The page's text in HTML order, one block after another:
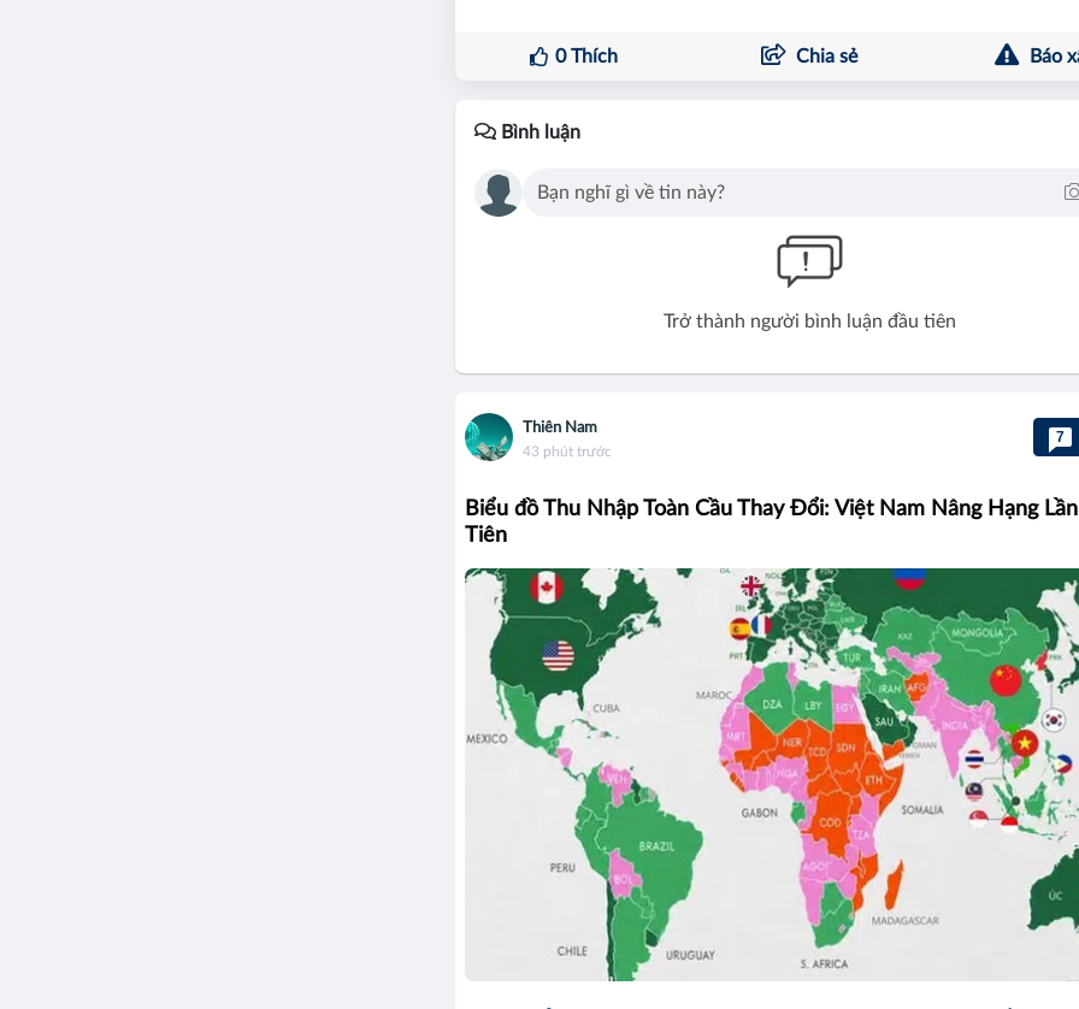
0Thích Chia sẻ Báo
Bình luận
Trở thành người bình luận đầu tiên
Thiên Nam
43 phút trước
7
Biểu đồ Thu Nhập Toàn Cầu Thay Đổi: Việt Nam Nâng Hạng
Tiên